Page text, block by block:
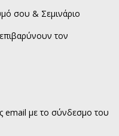
σου & Σεμινάριο
τον
email με το σύνδεσμο του